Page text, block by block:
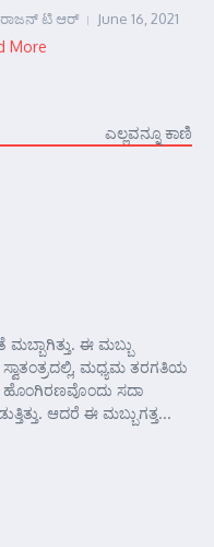
ಟಿ ಆರ್ June 16, 2021
More
ಎಲ್ಲವನ್ನೂ ಕಾಣಿ
ಈ ಮಬ್ಬು
ಮಧ್ಯಮ ತರಗತಿಯ
ಸದಾ
ಆದರೆ ಈ ಮಬ್ಬುಗತ್ತ...